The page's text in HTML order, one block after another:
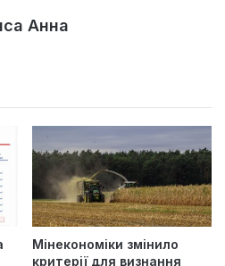
Анна
Мінекономіки змінило
критерії для визнання